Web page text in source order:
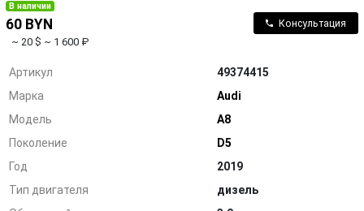
В наличии
60 BYN
~ 20 $ ~ 1 600 ₽
Консультация
Артикул
49374415
Марка
Audi
Модель
A8
Поколение
D5
Год
2019
Тип двигателя
дизель